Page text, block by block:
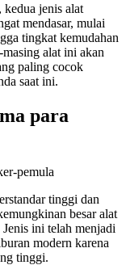
jenis alat
mendasar, mulai
tingkat kemudahan
alat ini akan
paling cocok
saat ini.
para
tinggi dan
besar alat
ini telah menjadi
modern karena
tinggi.